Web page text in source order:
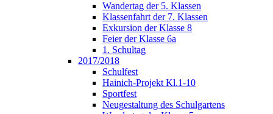
Wandertag der 5. Klassen
Klassenfahrt der 7. Klassen
Exkursion der Klasse 8
Feier der Klasse 6a
1. Schultag
2017/2018
Schulfest
Hainich-Projekt Kl.1-10
Sportfest
Neugestaltung des Schulgartens